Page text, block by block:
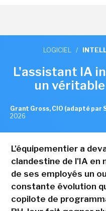
LOGICIEL /
L'assistant IA
un
Grant Gross, CIO (adapté par
2026
L'équipementier a
clandestine de l'IA en
de ses employés un
constante évolution
copilote de